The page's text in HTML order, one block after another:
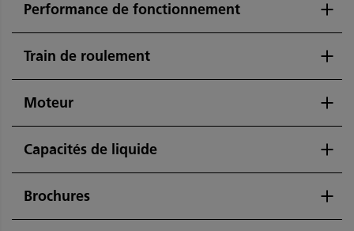
Performance de fonctionnement
Train de roulement
Moteur
Capacités de liquide
Brochures